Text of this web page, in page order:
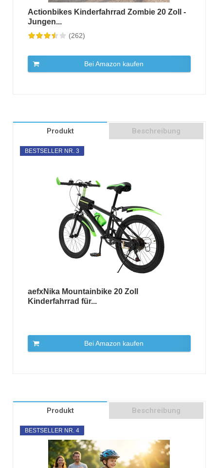
Actionbikes Kinderfahrrad Zombie 20 Zoll -
Jungen...
(262)
Bei Amazon kaufen
Produkt Beschreibung
BESTSELLER NR. 3
aefxNika Mountainbike 20 Zoll
Kinderfahrrad für...
Bei Amazon kaufen
Produkt Beschreibung
BESTSELLER NR. 4